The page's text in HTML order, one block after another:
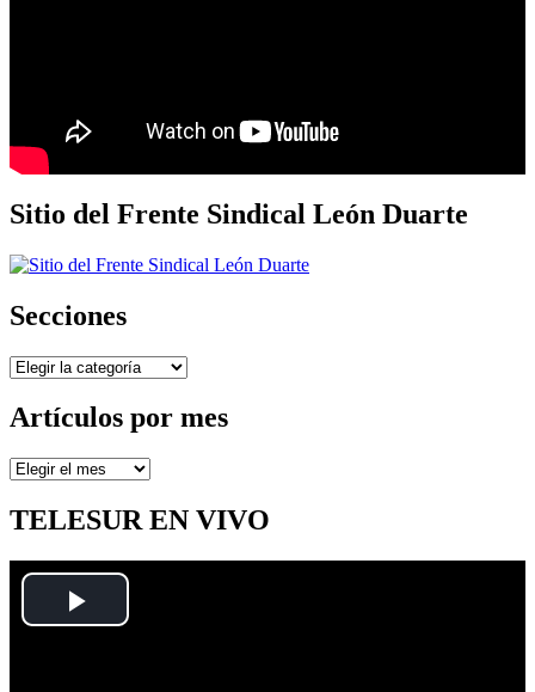
Sitio del Frente Sindical León Duarte
Secciones
Secciones
Artículos por mes
Artículos
mes
TELESUR EN VIVO